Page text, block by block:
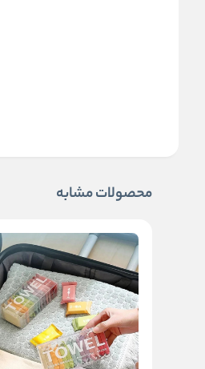
محصولات مشابه